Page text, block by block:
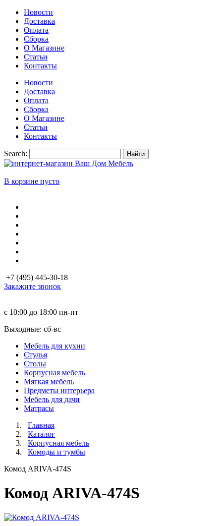
Новости
Доставка
Оплата
Сборка
О Магазине
Статьи
Контакты
Новости
Доставка
Оплата
Сборка
О Магазине
Статьи
Контакты
Search: Найти
В корзине пусто
+7 (495) 445-30-18
Закажите звонок
с 10:00 до 18:00 пн-пт
Выходные: сб-вc
Мебель для кухни
Стулья
Столы
Корпусная мебель
Мягкая мебель
Предметы интерьера
Мебель для дачи
Матраcы
Главная
Каталог
Корпусная мебель
Комоды и тумбы
Комод ARIVA-474S
Комод ARIVA-474S